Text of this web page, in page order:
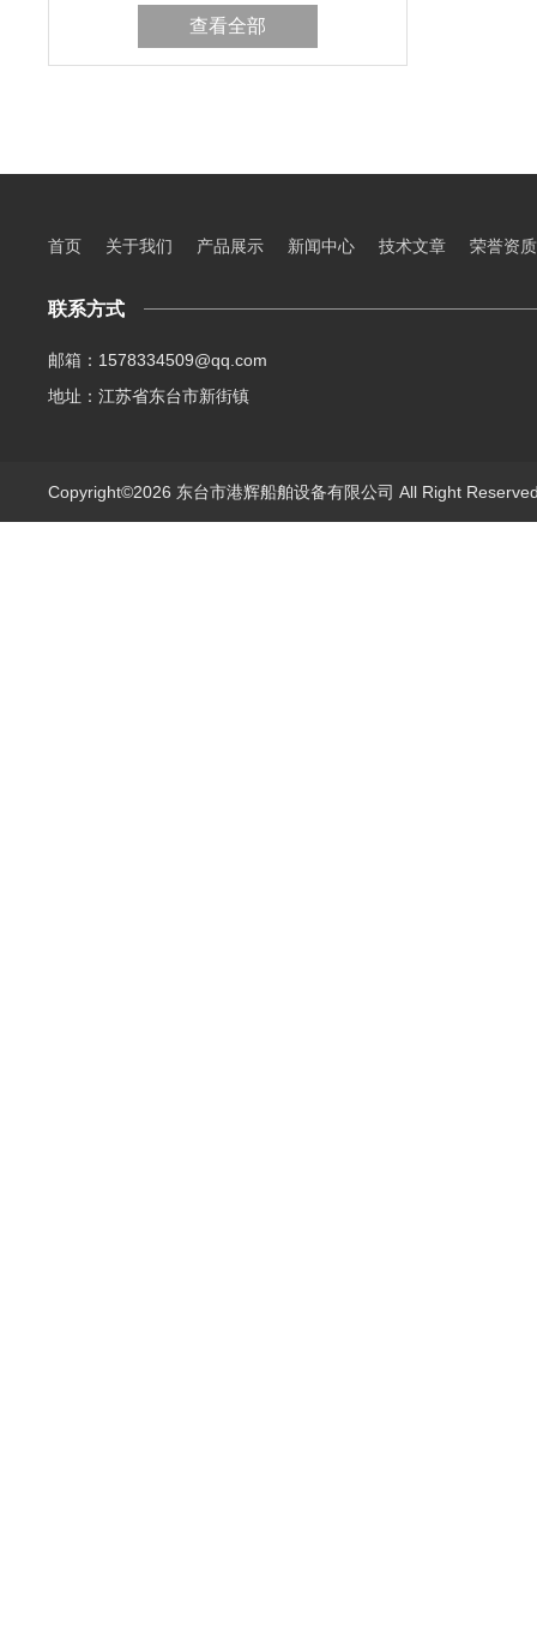
查看全部
首页 关于我们 产品展示 新闻中心 技术文章 荣誉资质
联系方式
邮箱：1578334509@qq.com
地址：江苏省东台市新街镇
Copyright©2026 东台市港辉船舶设备有限公司 All Right